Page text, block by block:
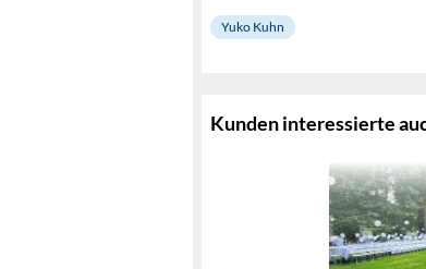
Yuko Kuhn
Kunden interessierte